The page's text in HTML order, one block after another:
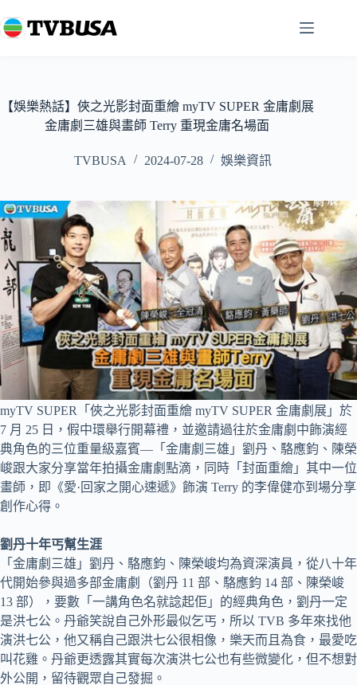
至
容【娛樂熱話】俠之光影封面重繪 myTV SUPER 金庸劇展
金庸劇三雄與畫師 Terry 重現金庸名場面
TVBUSA 2024-07-28 娛樂資訊
myTV SUPER「俠之光影封面重繪 myTV SUPER 金庸劇展」於
7 月 25 日，假中環舉行開幕禮，並邀請過往於金庸劇中飾演經
典角色的三位重量級嘉賓—「金庸劇三雄」劉丹、駱應鈞、陳榮
峻跟大家分享當年拍攝金庸劇點滴，同時「封面重繪」其中⼀位
畫師，即《愛·回家之開心速遞》飾演 Terry 的李偉健亦到場分享
創作心得。
劉丹十年丐幫生涯
「金庸劇三雄」劉丹、駱應鈞、陳榮峻均為資深演員，從八十年
代開始參與過多部金庸劇（劉丹 11 部、駱應鈞 14 部、陳榮峻
13 部），要數「⼀講角色名就諗起佢」的經典角色，劉丹⼀定
是洪七公。丹爺笑說自己外形最似乞丐，所以 TVB 多年來找他
演洪七公，他又稱自己跟洪七公很相像，樂天而且為食，最愛吃
叫花雞。丹爺更透露其實每次演洪七公也有些微變化，但不想對
外公開，留待觀眾自己發掘。